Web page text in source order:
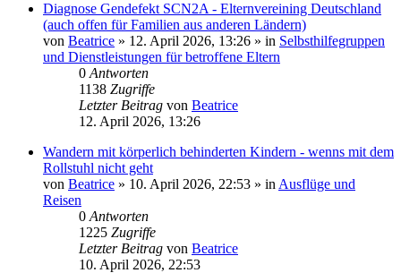
Diagnose Gendefekt SCN2A - Elternvereining Deutschland
(auch offen für Familien aus anderen Ländern)
von Beatrice » 12. April 2026, 13:26 » in Selbsthilfegruppen
und Dienstleistungen für betroffene Eltern
0 Antworten
1138 Zugriffe
Letzter Beitrag von Beatrice
12. April 2026, 13:26
Wandern mit körperlich behinderten Kindern - wenns mit dem
Rollstuhl nicht geht
von Beatrice » 10. April 2026, 22:53 » in Ausflüge und
Reisen
0 Antworten
1225 Zugriffe
Letzter Beitrag von Beatrice
10. April 2026, 22:53